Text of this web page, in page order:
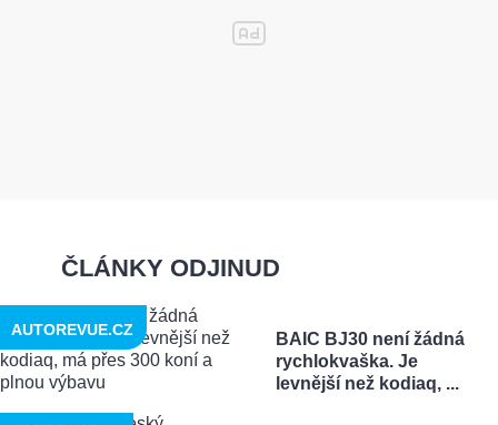
ČLÁNKY ODJINUD
BAIC BJ30 není žádná
rychlokvaška. Je
levnější než kodiaq, ...
AUTOREVUE.CZ